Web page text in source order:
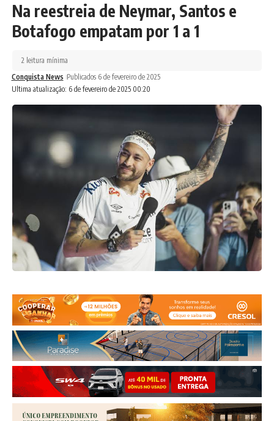
Na reestreia de Neymar, Santos e
Botafogo empatam por 1 a 1
Ultima atualização: 6 de fevereiro de 2025 00:20
Conquista News Publicados 6 de fevereiro de 2025
2 leitura mínima